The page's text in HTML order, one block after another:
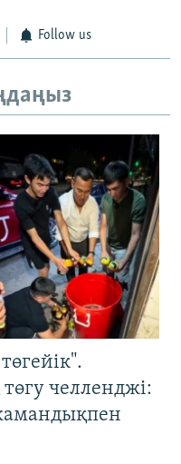
Follow us
челленджі: